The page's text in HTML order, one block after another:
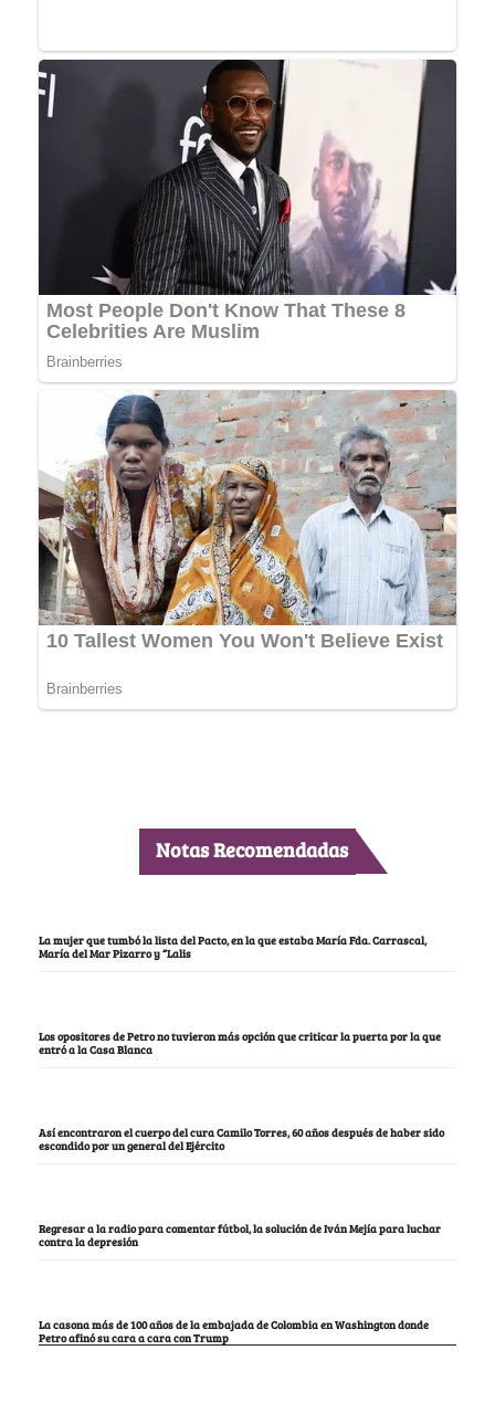
Notas Recomendadas
La mujer que tumbó la lista del Pacto, en la que estaba María Fda. Carrascal,
María del Mar Pizarro y “Lalis
Los opositores de Petro no tuvieron más opción que criticar la puerta por la que
entró a la Casa Blanca
Así encontraron el cuerpo del cura Camilo Torres, 60 años después de haber sido
escondido por un general del Ejército
Regresar a la radio para comentar fútbol, la solución de Iván Mejía para luchar
contra la depresión
La casona más de 100 años de la embajada de Colombia en Washington donde
Petro afinó su cara a cara con Trump